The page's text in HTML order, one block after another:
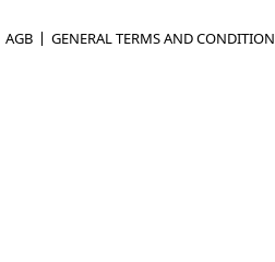
AGB GENERAL TERMS AND